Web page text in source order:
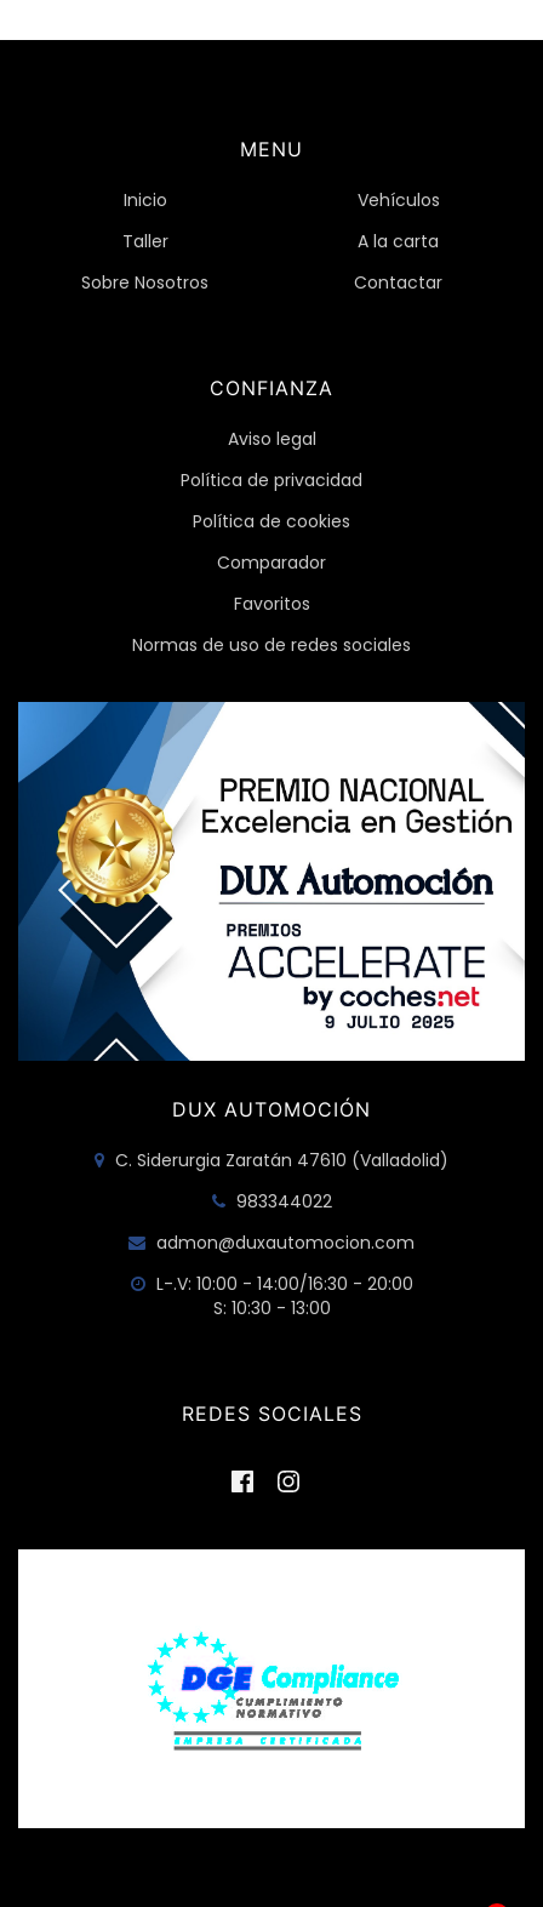
MENU
Inicio
Vehículos
Taller
A la carta
Sobre Nosotros
Contactar
CONFIANZA
Aviso legal
Política de privacidad
Política de cookies
Comparador
Favoritos
Normas de uso de redes sociales
DUX AUTOMOCIÓN
C. Siderurgia Zaratán 47610 (Valladolid)
983344022
admon@duxautomocion.com
L-.V: 10:00 - 14:00/16:30 - 20:00
S: 10:30 - 13:00
REDES SOCIALES